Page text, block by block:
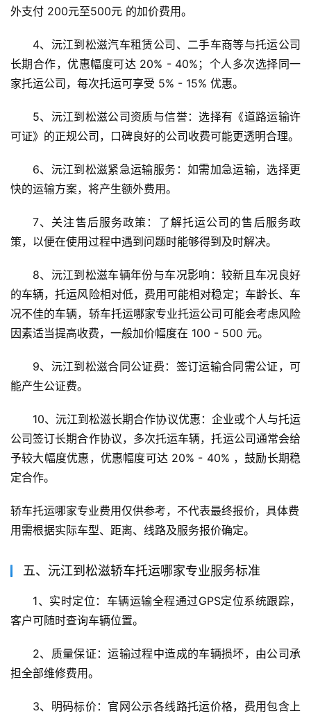
外支付 200元至500元 的加价费用。
4、沅江到松滋汽车租赁公司、二手车商等与托运公司
长期合作，优惠幅度可达 20% - 40%；个人多次选择同一
家托运公司，每次托运可享受 5% - 15% 优惠。
5、沅江到松滋公司资质与信誉：选择有《道路运输许
可证》的正规公司，口碑良好的公司收费可能更透明合理。
6、沅江到松滋紧急运输服务：如需加急运输，选择更
快的运输方案，将产生额外费用。
7、关注售后服务政策：了解托运公司的售后服务政
策，以便在使用过程中遇到问题时能够得到及时解决。
8、沅江到松滋车辆年份与车况影响：较新且车况良好
的车辆，托运风险相对低，费用可能相对稳定；车龄长、车
况不佳的车辆，轿车托运哪家专业托运公司可能会考虑风险
因素适当提高收费，一般加价幅度在 100 - 500 元。
9、沅江到松滋合同公证费：签订运输合同需公证，可
能产生公证费。
10、沅江到松滋长期合作协议优惠：企业或个人与托运
公司签订长期合作协议，多次托运车辆，托运公司通常会给
予较大幅度优惠，优惠幅度可达 20% - 40% ，鼓励长期稳
定合作。
轿车托运哪家专业费用仅供参考，不代表最终报价，具体费
用需根据实际车型、距离、线路及服务报价确定。
五、沅江到松滋轿车托运哪家专业服务标准
1、实时定位：车辆运输全程通过GPS定位系统跟踪，
客户可随时查询车辆位置。
2、质量保证：运输过程中造成的车辆损坏，由公司承
担全部维修费用。
3、明码标价：官网公示各线路托运价格，费用包含上